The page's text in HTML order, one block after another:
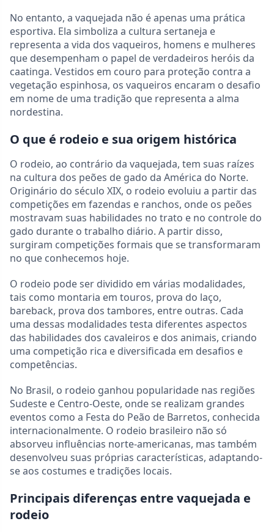
No entanto, a vaquejada não é apenas uma prática
esportiva. Ela simboliza a cultura sertaneja e
representa a vida dos vaqueiros, homens e mulheres
que desempenham o papel de verdadeiros heróis da
caatinga. Vestidos em couro para proteção contra a
vegetação espinhosa, os vaqueiros encaram o desafio
em nome de uma tradição que representa a alma
nordestina.
O que é rodeio e sua origem histórica
O rodeio, ao contrário da vaquejada, tem suas raízes
na cultura dos peões de gado da América do Norte.
Originário do século XIX, o rodeio evoluiu a partir das
competições em fazendas e ranchos, onde os peões
mostravam suas habilidades no trato e no controle do
gado durante o trabalho diário. A partir disso,
surgiram competições formais que se transformaram
no que conhecemos hoje.
O rodeio pode ser dividido em várias modalidades,
tais como montaria em touros, prova do laço,
bareback, prova dos tambores, entre outras. Cada
uma dessas modalidades testa diferentes aspectos
das habilidades dos cavaleiros e dos animais, criando
uma competição rica e diversificada em desafios e
competências.
No Brasil, o rodeio ganhou popularidade nas regiões
Sudeste e Centro-Oeste, onde se realizam grandes
eventos como a Festa do Peão de Barretos, conhecida
internacionalmente. O rodeio brasileiro não só
absorveu influências norte-americanas, mas também
desenvolveu suas próprias características, adaptando-
se aos costumes e tradições locais.
Principais diferenças entre vaquejada e
rodeio